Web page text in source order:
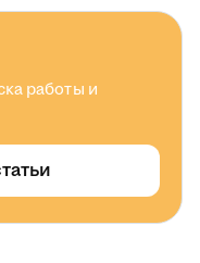
работы и